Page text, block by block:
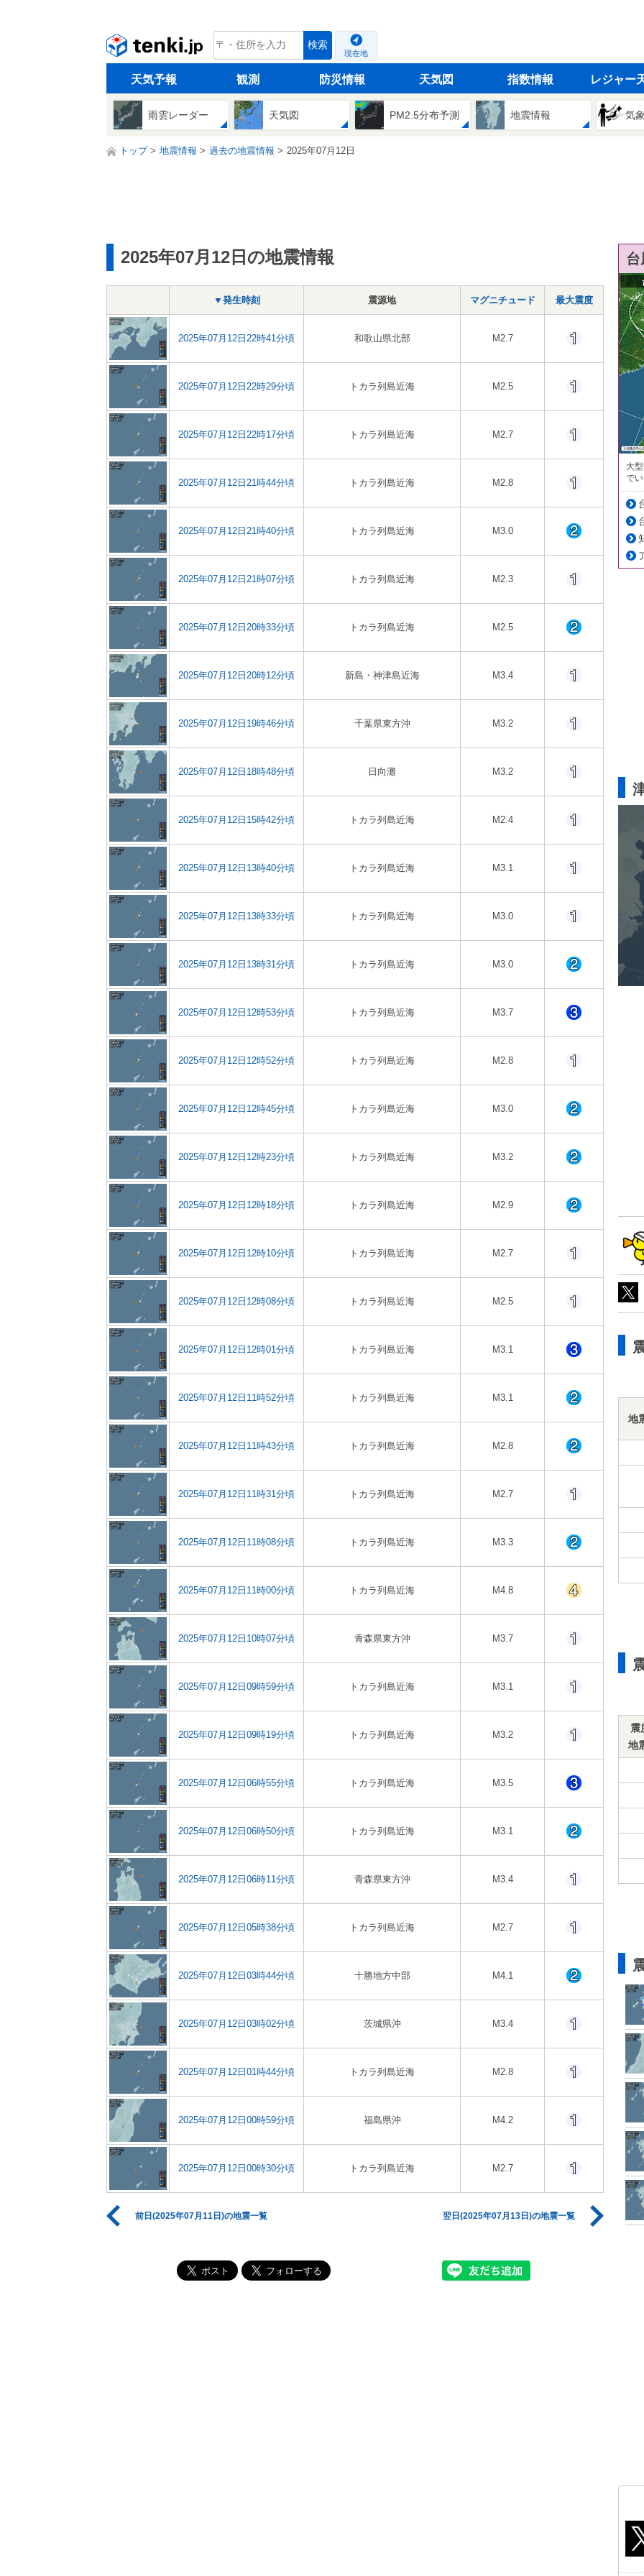
tenki.jp 検索
現在地
天気予報 観測 防災情報 天気図 指数情報 レジャー
雨雲レーダー 天気図 PM2.5分布予測 地震情報 気
トップ 地震情報 過去の地震情報 2025年07月12日
2025年07月12日の地震情報
▼発生時刻 震源地 マグニチュード 最大震度
2025年07月12日22時41分頃 和歌山県北部 M2.7
2025年07月12日22時29分頃 トカラ列島近海 M2.5
2025年07月12日22時17分頃 トカラ列島近海 M2.7
2025年07月12日21時44分頃 トカラ列島近海 M2.8
2025年07月12日21時40分頃 トカラ列島近海 M3.0
2025年07月12日21時07分頃 トカラ列島近海 M2.3
2025年07月12日20時33分頃 トカラ列島近海 M2.5
2025年07月12日20時12分頃 新島・神津島近海 M3.4
2025年07月12日19時46分頃 千葉県東方沖 M3.2
2025年07月12日18時48分頃 日向灘 M3.2
2025年07月12日15時42分頃 トカラ列島近海 M2.4
2025年07月12日13時40分頃 トカラ列島近海 M3.1
2025年07月12日13時33分頃 トカラ列島近海 M3.0
2025年07月12日13時31分頃 トカラ列島近海 M3.0
2025年07月12日12時53分頃 トカラ列島近海 M3.7
2025年07月12日12時52分頃 トカラ列島近海 M2.8
2025年07月12日12時45分頃 トカラ列島近海 M3.0
2025年07月12日12時23分頃 トカラ列島近海 M3.2
2025年07月12日12時18分頃 トカラ列島近海 M2.9
2025年07月12日12時10分頃 トカラ列島近海 M2.7
2025年07月12日12時08分頃 トカラ列島近海 M2.5
2025年07月12日12時01分頃 トカラ列島近海 M3.1
2025年07月12日11時52分頃 トカラ列島近海 M3.1
2025年07月12日11時43分頃 トカラ列島近海 M2.8
2025年07月12日11時31分頃 トカラ列島近海 M2.7
2025年07月12日11時08分頃 トカラ列島近海 M3.3
2025年07月12日11時00分頃 トカラ列島近海 M4.8
2025年07月12日10時07分頃 青森県東方沖 M3.7
2025年07月12日09時59分頃 トカラ列島近海 M3.1
2025年07月12日09時19分頃 トカラ列島近海 M3.2
2025年07月12日06時55分頃 トカラ列島近海 M3.5
2025年07月12日06時50分頃 トカラ列島近海 M3.1
2025年07月12日06時11分頃 青森県東方沖 M3.4
2025年07月12日05時38分頃 トカラ列島近海 M2.7
2025年07月12日03時44分頃 十勝地方中部 M4.1
2025年07月12日03時02分頃 茨城県沖 M3.4
2025年07月12日01時44分頃 トカラ列島近海 M2.8
2025年07月12日00時59分頃 福島県沖 M4.2
2025年07月12日00時30分頃 トカラ列島近海 M2.7
前日(2025年07月11日)の地震一覧 翌日(2025年07月13日)の地震一覧
大
で
地
震
地